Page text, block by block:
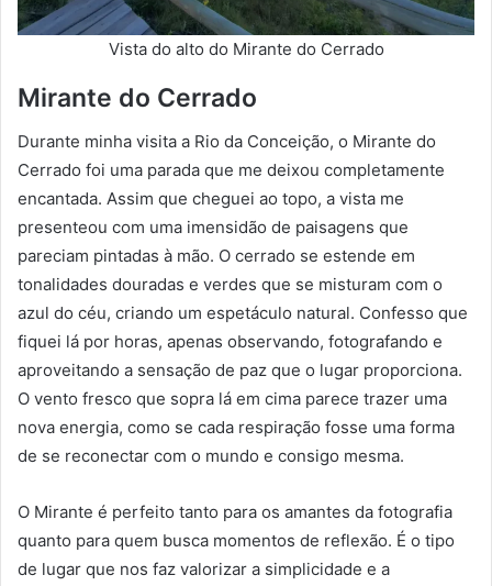
Vista do alto do Mirante do Cerrado
Mirante do Cerrado
Durante minha visita a Rio da Conceição, o Mirante do
Cerrado foi uma parada que me deixou completamente
encantada. Assim que cheguei ao topo, a vista me
presenteou com uma imensidão de paisagens que
pareciam pintadas à mão. O cerrado se estende em
tonalidades douradas e verdes que se misturam com o
azul do céu, criando um espetáculo natural. Confesso que
fiquei lá por horas, apenas observando, fotografando e
aproveitando a sensação de paz que o lugar proporciona.
O vento fresco que sopra lá em cima parece trazer uma
nova energia, como se cada respiração fosse uma forma
de se reconectar com o mundo e consigo mesma.
O Mirante é perfeito tanto para os amantes da fotografia
quanto para quem busca momentos de reflexão. É o tipo
de lugar que nos faz valorizar a simplicidade e a